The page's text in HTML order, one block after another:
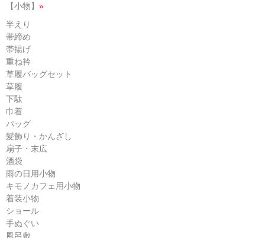
【小物】 »
半えり
帯締め
帯揚げ
重ね衿
草履バッグセット
草履
下駄
巾着
バッグ
髪飾り・かんざし
扇子・末広
酒袋
雨の日用小物
キモノカフェ用小物
着装小物
ショール
手ぬぐい
風呂敷